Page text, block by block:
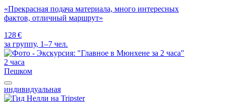
«Прекрасная подача материала, много интересных
фактов, отличный маршрут»
128 €
за группу, 1–7 чел.
2 часа
Пешком
индивидуальная